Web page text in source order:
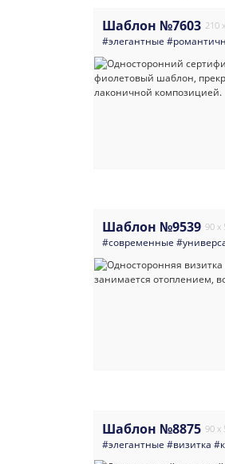
Шаблон №7603 210
#элегантные
Шаблон №9539 90 x
#современные
Шаблон №8875 90 x
#элегантные #визитка